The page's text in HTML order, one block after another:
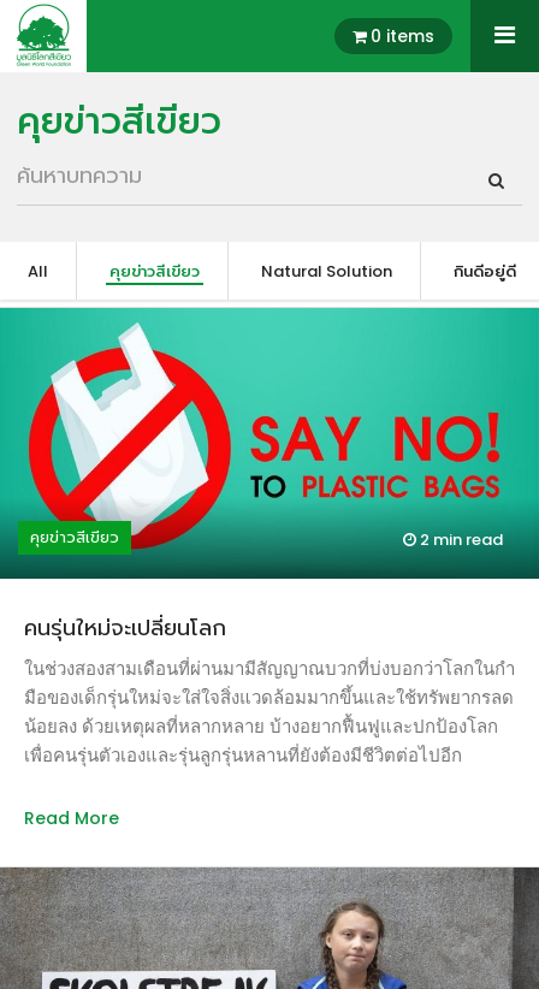
0 items
คุยข่าวสีเขียว
All คุยข่าวสีเขียว Natural Solution กินดีอยู่ดี
คุยข่าวสีเขียว 2 min read
คนรุ่นใหม่จะเปลี่ยนโลก
ในช่วงสองสามเดือนที่ผ่านมามีสัญญาณบวกที่บ่งบอกว่าโลกในกำ
มือของเด็กรุ่นใหม่จะใส่ใจสิ่งแวดล้อมมากขึ้นและใช้ทรัพยากรลด
น้อยลง ด้วยเหตุผลที่หลากหลาย บ้างอยากฟื้นฟูและปกป้องโลก
เพื่อคนรุ่นตัวเองและรุ่นลูกรุ่นหลานที่ยังต้องมีชีวิตต่อไปอีก
รับรู้และยอมรับในโซเชียลมีเดีย ภาพ
ของอาชีพคนส่งนมในอังกฤษ บริษัทส่งนมในกรุงลอนดอน
ประเทศอังกฤษเปิดเผยว่าหนุ่มสาวเจนวายและมิลเลเนียลอายุ
ประมาณ 20-40 ปี (เกิดปีค.ศ. 1980-2000) หันมาสั่งนมจากขวด
แก้วมากขึ้นเพราะต้องการลดการใช้พลาสติกใช้ครั้งเดียวทิ้ง โดย
Read More